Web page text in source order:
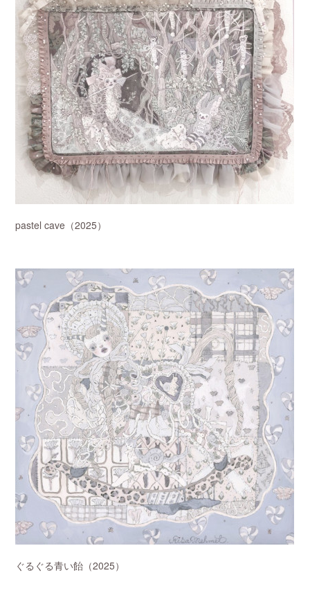
pastel cave（2025）
ぐるぐる青い飴（2025）